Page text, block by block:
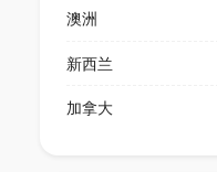
澳洲
新西兰
加拿大